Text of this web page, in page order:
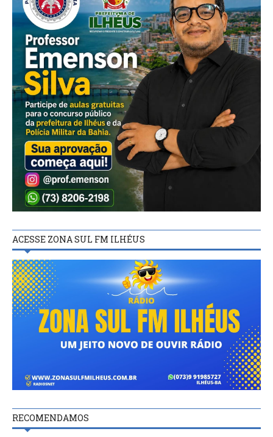
ACESSE ZONA SUL FM ILHÉUS
RECOMENDAMOS